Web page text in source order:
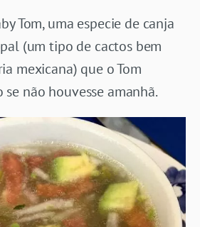
Tom, uma especie de canja
(um tipo de cactos bem
mexicana) que o Tom
não houvesse amanhã.